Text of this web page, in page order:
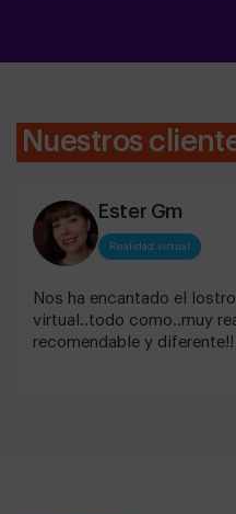
Nuestros
Ester Gm
Realidad virtual
Nos ha encantado el
virtual..todo como..muy
recomendable y diferente!!